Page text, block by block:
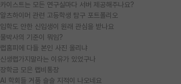
카이스트는 모든 연구실마다 서버 제공해주나요?
알츠하이머 관련 고등학생 탐구 포트폴리오
입학도 안한 신입생이 원래 관심을 받나요
물박사의 기준이 뭐임?
랩홈피에 다들 본인 사진 올리냐
신생랩가지말라는 이유가 있었구나
장학금 모은 랩비통장
AI 학회들 거품 슬슬 지적이 나오네요